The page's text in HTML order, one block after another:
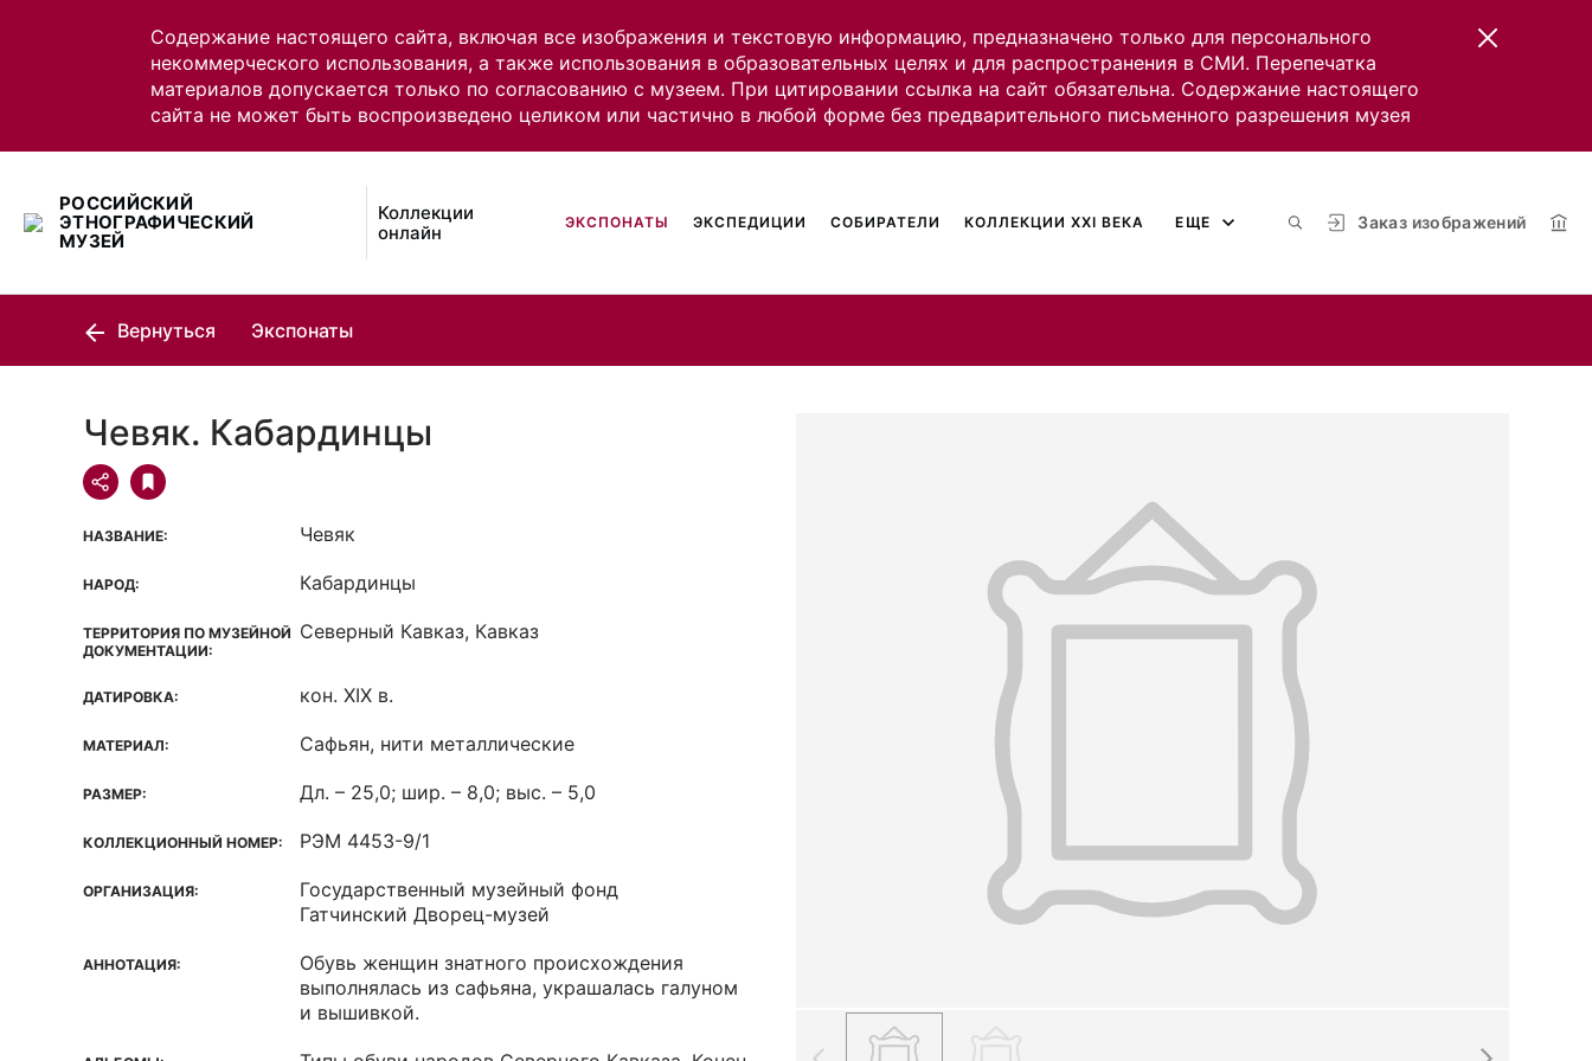
Содержание настоящего сайта, включая все изображения и текстовую информацию, предназначено только для персонального
некоммерческого использования, а также использования в образовательных целях и для распространения в СМИ. Перепечатка
материалов допускается только по согласованию с музеем. При цитировании ссылка на сайт обязательна. Содержание настоящего
сайта не может быть воспроизведено целиком или частично в любой форме без предварительного письменного разрешения музея
РОССИЙСКИЙ
ЭТНОГРАФИЧЕСКИЙ
МУЗЕЙ
Коллекции
онлайн
Заказ изображений
ЭКСПОНАТЫ ЭКСПЕДИЦИИ СОБИРАТЕЛИ КОЛЛЕКЦИИ XXI ВЕКА ЕЩЕ
Вернуться Экспонаты
Чевяк. Кабардинцы
НАЗВАНИЕ: Чевяк
НАРОД: Кабардинцы
ТЕРРИТОРИЯ ПО МУЗЕЙНОЙ
ДОКУМЕНТАЦИИ:
Северный Кавказ, Кавказ
ДАТИРОВКА: кон. XIX в.
МАТЕРИАЛ: Сафьян, нити металлические
РАЗМЕР: Дл. – 25,0; шир. – 8,0; выс. – 5,0
КОЛЛЕКЦИОННЫЙ НОМЕР: РЭМ 4453-9/1
ОРГАНИЗАЦИЯ:
Государственный музейный фонд
Гатчинский Дворец-музей
АННОТАЦИЯ:
Обувь женщин знатного происхождения
выполнялась из сафьяна, украшалась галуном
и вышивкой.